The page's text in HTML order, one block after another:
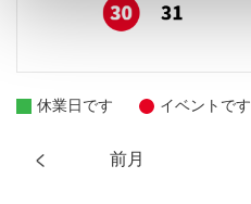
前月
休業日です イベントです